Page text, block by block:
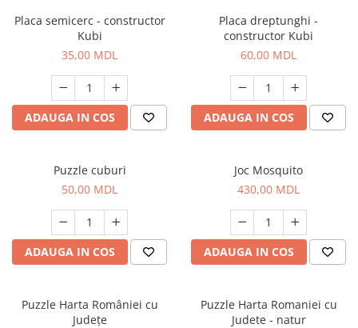
Placa semicerc - constructor
Kubi
35,00 MDL
ADAUGA IN COS
Placa dreptunghi -
constructor Kubi
60,00 MDL
ADAUGA IN COS
Puzzle cuburi
50,00 MDL
ADAUGA IN COS
Joc Mosquito
430,00 MDL
ADAUGA IN COS
Puzzle Harta României cu
Județe
Puzzle Harta Romaniei cu
Judete - natur